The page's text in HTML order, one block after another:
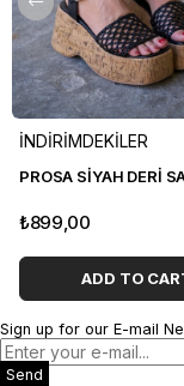
İNDİRİMDEKİLER
PROSA SİYAH DERİ
₺899,00
ADD TO
Sign up for our E-mail
Send